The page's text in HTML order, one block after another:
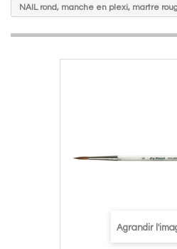
NAIL rond, manche en plexi, martre
Agrandir